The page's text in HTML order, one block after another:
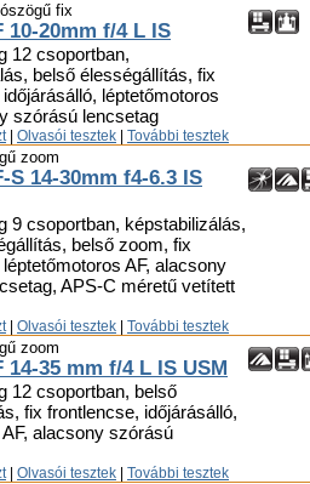
fix
10-20mm f/4 L IS
12 csoportban,
belső élességállítás, fix
léptetőmotoros
szórású lencsetag
Olvasói tesztek További tesztek
zoom
S 14-30mm f4-6.3 IS
9 csoportban, képstabilizálás,
belső zoom, fix
AF, alacsony
APS-C méretű vetített
Olvasói tesztek További tesztek
zoom
14-35 mm f/4 L IS USM
12 csoportban, belső
fix frontlencse, időjárásálló,
alacsony szórású
Olvasói tesztek További tesztek